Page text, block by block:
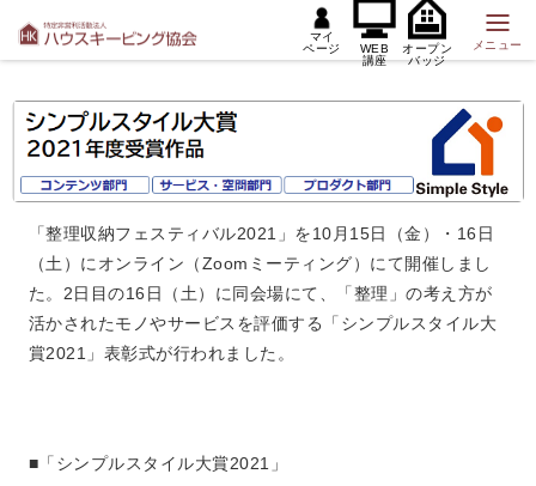
マイ
ページ
WEB
講座
オープン
バッジ
メニュー
「整理収納フェスティバル2021」を10月15日（金）・16日
（土）にオンライン（Zoomミーティング）にて開催しまし
た。2日目の16日（土）に同会場にて、「整理」の考え方が
活かされたモノやサービスを評価する「シンプルスタイル大
賞2021」表彰式が行われました。
■「シンプルスタイル大賞2021」